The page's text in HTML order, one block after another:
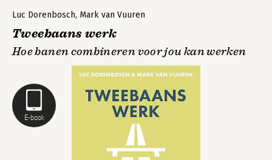
E-book
Luc Dorenbosch, Mark van Vuuren
Tweebaans werk
Hoe banen combineren voor jou kan werken